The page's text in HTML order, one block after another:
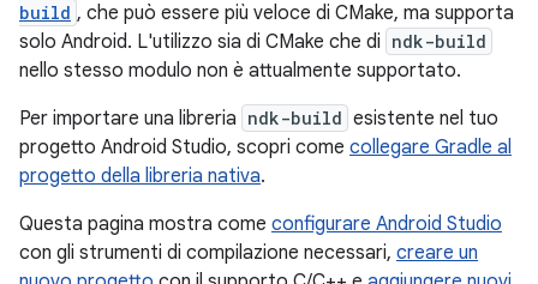
build , che può essere più veloce di CMake, ma supporta
solo Android. L'utilizzo sia di CMake che di ndk-build
nello stesso modulo non è attualmente supportato.
Per importare una libreria ndk-build esistente nel tuo
progetto Android Studio, scopri come collegare Gradle al
progetto della libreria nativa.
Questa pagina mostra come configurare Android Studio
con gli strumenti di compilazione necessari, creare un